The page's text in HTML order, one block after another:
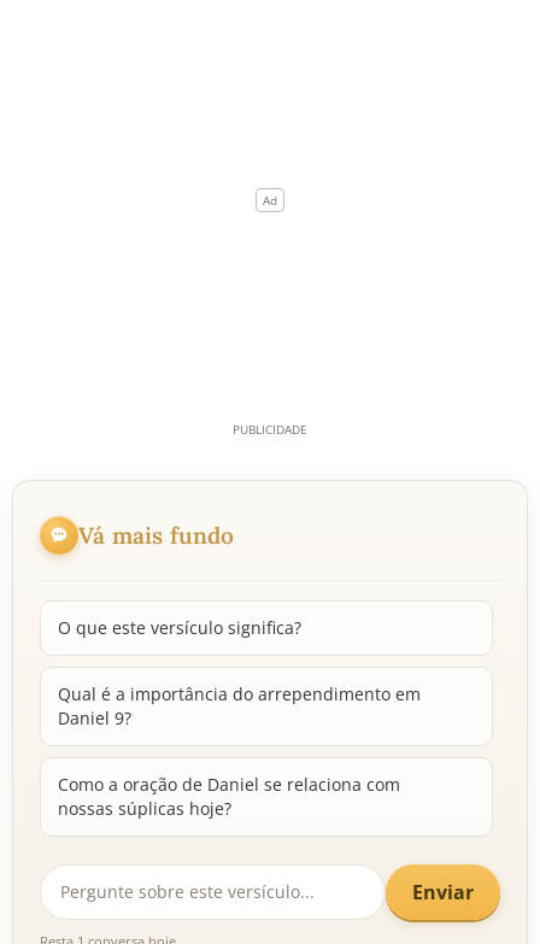
Vá mais fundo
O que este versículo significa?
Qual é a importância do arrependimento em
Daniel 9?
Como a oração de Daniel se relaciona com
nossas súplicas hoje?
Enviar